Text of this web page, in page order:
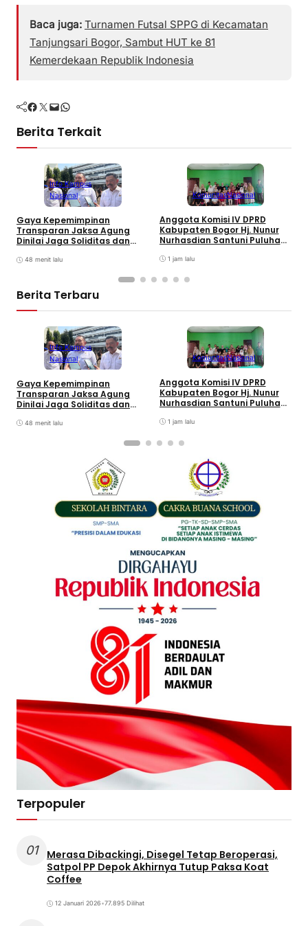
Baca juga: Turnamen Futsal SPPG di Kecamatan
Tanjungsari Bogor, Sambut HUT ke 81
Kemerdekaan Republik Indonesia
Facebook Twitter Mail WhatsApp
Berita Terkait
Info Kampus
Nasional
Gaya Kepemimpinan
Transparan Jaksa Agung
Dinilai Jaga Soliditas dan
Adhyaksa
48 menit lalu
KomunitasNasional
Anggota Komisi IV DPRD
Kabupaten Bogor Hj. Nunur
Nurhasdian Santuni Puluhan
1 jam lalu
Berita Terbaru
Info Kampus
Nasional
Gaya Kepemimpinan
Transparan Jaksa Agung
Dinilai Jaga Soliditas dan
Adhyaksa
48 menit lalu
KomunitasNasional
Anggota Komisi IV DPRD
Kabupaten Bogor Hj. Nunur
Nurhasdian Santuni Puluhan
1 jam lalu
Terpopuler
01
Merasa Dibackingi, Disegel Tetap Beroperasi,
Satpol PP Depok Akhirnya Tutup Paksa Koat
Coffee
12 Januari 2026•77.895 Dilihat